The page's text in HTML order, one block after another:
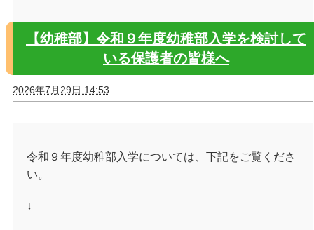
【幼稚部】令和９年度幼稚部入学を検討して
いる保護者の皆様へ
2026年7月29日 14:53
令和９年度幼稚部入学については、下記をご覧くださ
い。
↓